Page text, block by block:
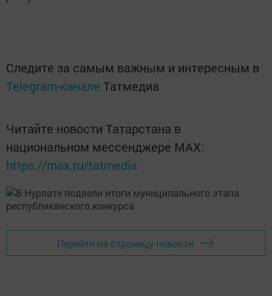
Следите за самым важным и интересным в
Telegram-канале Татмедиа
Читайте новости Татарстана в
национальном мессенджере MАХ:
https://max.ru/tatmedia
Перейти на страницу новости